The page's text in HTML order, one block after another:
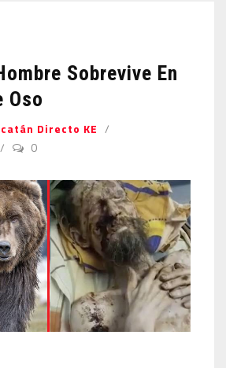
Sobrevive En
Oso
Directo KE
0